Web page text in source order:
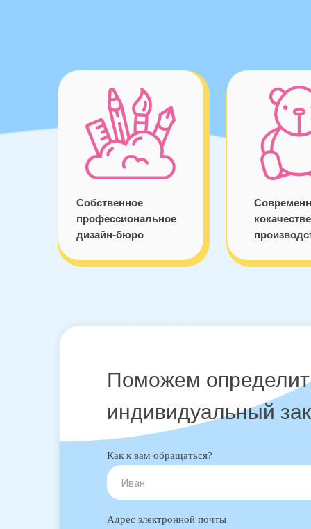
Собственное
профессиональное
дизайн-бюро
Поможем
индивидуальный
Как к вам обращаться?
Адрес электронной почты